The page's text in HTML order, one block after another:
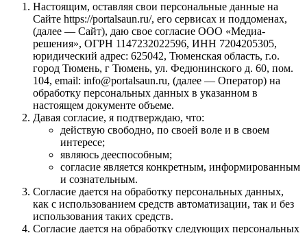
Настоящим, оставляя свои персональные данные на
Сайте https://portalsaun.ru/, его сервисах и поддоменах,
(далее — Сайт), даю свое согласие ООО «Медиа-
решения», ОГРН 1147232022596, ИНН 7204205305,
юридический адрес: 625042, Тюменская область, г.о.
город Тюмень, г Тюмень, ул. Федюнинского д. 60, пом.
104, email: info@portalsaun.ru, (далее — Оператор) на
обработку персональных данных в указанном в
настоящем документе объеме.
Давая согласие, я подтверждаю, что:
действую свободно, по своей воле и в своем
интересе;
являюсь дееспособным;
согласие является конкретным, информированным
и сознательным.
Согласие дается на обработку персональных данных,
как с использованием средств автоматизации, так и без
использования таких средств.
Согласие дается на обработку следующих персональных